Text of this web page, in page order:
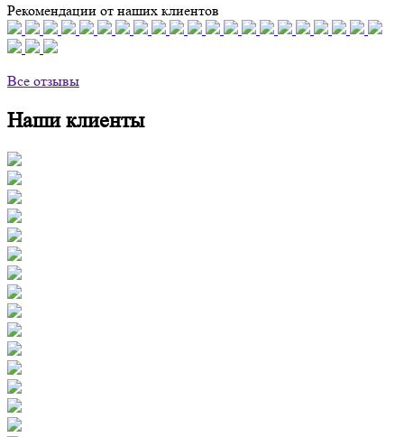
Рекомендации от наших клиентов
Все отзывы
Наши клиенты